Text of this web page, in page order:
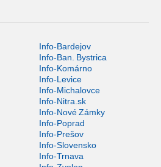
Info-Bardejov
Info-Ban. Bystrica
Info-Komárno
Info-Levice
Info-Michalovce
Info-Nitra.sk
Info-Nové Zámky
Info-Poprad
Info-Prešov
Info-Slovensko
Info-Trnava